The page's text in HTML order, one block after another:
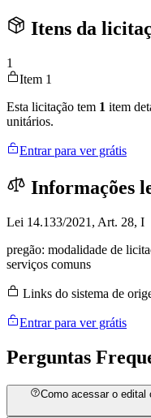
Itens da
1
Item 1
Esta licitação tem 1 item
unitários.
Entrar para ver grátis
Informações
Lei 14.133/2021, Art. 28, I
pregão: modalidade de
serviços comuns
Links do sistema de
Entrar para ver grátis
Perguntas
Como acessar o